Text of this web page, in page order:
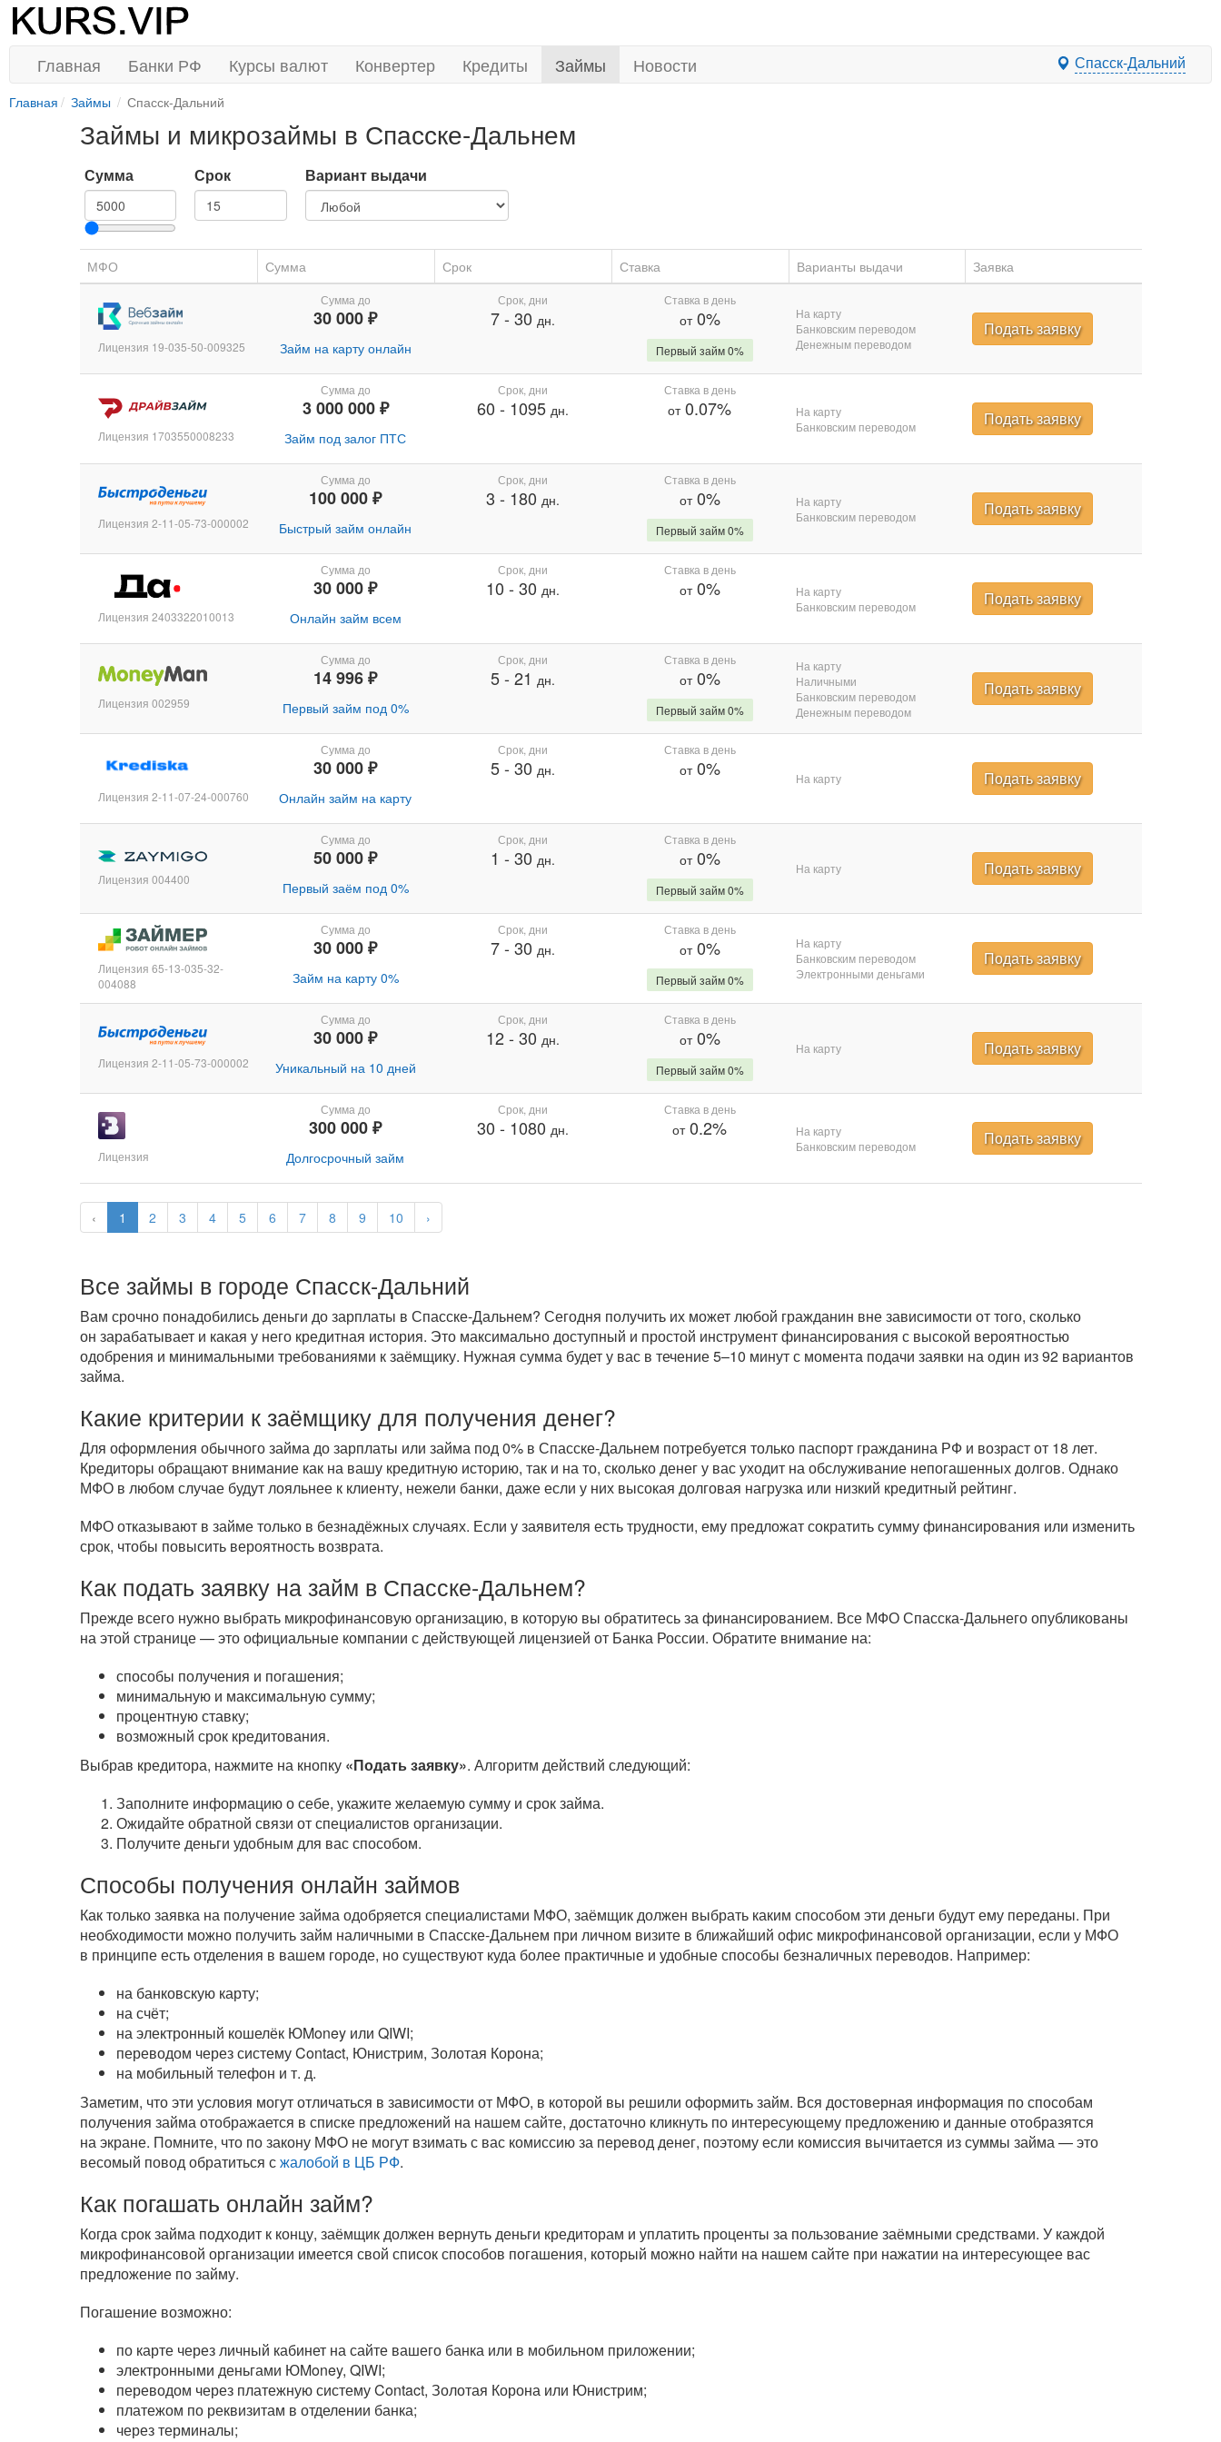
Главная Банки РФ Курсы валют Конвертер Кредиты Займы Новости Спасск-Дальний
Главная Займы Спасск-Дальний
Займы и микрозаймы в Спасске-Дальнем
Сумма Срок Вариант выдачи
МФО Сумма Срок Ставка Варианты выдачи Заявка
‹ 1 2 3 4 5 6 7 8 9 10 ›
Лицензия 19-035-50-009325
Сумма до
30 000 ₽
Займ на карту онлайн
Срок, дни
7- 30 дн.
Ставка в день
от0%
Первый займ 0%
На карту
Банковским переводом
Денежным переводом
Подать заявку
Лицензия 1703550008233
Сумма до
3 000 000 ₽
Займ под залог ПТС
Срок, дни
60 - 1095 дн.
Ставка в день
от0.07%
На карту
Банковским переводом
Подать заявку
Лицензия 2-11-05-73-000002
Сумма до
100 000 ₽
Быстрый займ онлайн
Срок, дни
3 - 180 дн.
Ставка в день
от0%
Первый займ 0%
На карту
Банковским переводом
Подать заявку
Лицензия 2403322010013
Сумма до
30 000 ₽
Онлайн займ всем
Срок, дни
10 - 30 дн.
Ставка в день
от0%
На карту
Банковским переводом
Подать заявку
Лицензия 002959
Сумма до
14 996 ₽
Первый займ под 0%
Срок, дни
5- 21 дн.
Ставка в день
от0%
Первый займ 0%
На карту
Наличными
Банковским переводом
Денежным переводом
Подать заявку
Лицензия 2-11-07-24-000760
Сумма до
30 000 ₽
Онлайн займ на карту
Срок, дни
5- 30 дн.
Ставка в день
от0% На карту Подать заявку
Лицензия 004400
Сумма до
50 000 ₽
Первый заём под 0%
Срок, дни
1 - 30 дн.
Ставка в день
от0%
Первый займ 0%
На карту Подать заявку
Лицензия 65-13-035-32-
004088
Сумма до
30 000 ₽
Займ на карту 0%
Срок, дни
7- 30 дн.
Ставка в день
от0%
Первый займ 0%
На карту
Банковским переводом
Электронными деньгами
Подать заявку
Лицензия 2-11-05-73-000002
Сумма до
30 000 ₽
Уникальный на 10 дней
Срок, дни
12- 30 дн.
Ставка в день
от0%
Первый займ 0%
На карту Подать заявку
Лицензия
Сумма до
300 000 ₽
Долгосрочный займ
Срок, дни
30 - 1080 дн.
Ставка в день
от0.2%
На карту
Банковским переводом
Подать заявку
Все займы в городе Спасск-Дальний
Вам срочно понадобились деньги до зарплаты в Спасске-Дальнем? Сегодня получить их может любой гражданин вне зависимости от того, сколько
он зарабатывает и какая у него кредитная история. Это максимально доступный и простой инструмент финансирования с высокой вероятностью
одобрения и минимальными требованиями к заёмщику. Нужная сумма будет у вас в течение 5–10 минут с момента подачи заявки на один из 92 вариантов
займа.
Какие критерии к заёмщику для получения денег?
Для оформления обычного займа до зарплаты или займа под 0% в Спасске-Дальнем потребуется только паспорт гражданина РФ и возраст от 18 лет.
Кредиторы обращают внимание как на вашу кредитную историю, так и на то, сколько денег у вас уходит на обслуживание непогашенных долгов. Однако
МФО в любом случае будут лояльнее к клиенту, нежели банки, даже если у них высокая долговая нагрузка или низкий кредитный рейтинг.
МФО отказывают в займе только в безнадёжных случаях. Если у заявителя есть трудности, ему предложат сократить сумму финансирования или изменить
срок, чтобы повысить вероятность возврата.
Как подать заявку на займ в Спасске-Дальнем?
Прежде всего нужно выбрать микрофинансовую организацию, в которую вы обратитесь за финансированием. Все МФО Спасска-Дальнего опубликованы
на этой странице — это официальные компании с действующей лицензией от Банка России. Обратите внимание на:
способы получения и погашения;
минимальную и максимальную сумму;
процентную ставку;
возможный срок кредитования.
Выбрав кредитора, нажмите на кнопку «Подать заявку». Алгоритм действий следующий:
Заполните информацию о себе, укажите желаемую сумму и срок займа.
Ожидайте обратной связи от специалистов организации.
Получите деньги удобным для вас способом.
Способы получения онлайн займов
Как только заявка на получение займа одобряется специалистами МФО, заёмщик должен выбрать каким способом эти деньги будут ему переданы. При
необходимости можно получить займ наличными в Спасске-Дальнем при личном визите в ближайший офис микрофинансовой организации, если у МФО
в принципе есть отделения в вашем городе, но существуют куда более практичные и удобные способы безналичных переводов. Например:
на банковскую карту;
на счёт;
на электронный кошелёк ЮMoney или QIWI;
переводом через систему Contact, Юнистрим, Золотая Корона;
на мобильный телефон и т. д.
Заметим, что эти условия могут отличаться в зависимости от МФО, в которой вы решили оформить займ. Вся достоверная информация по способам
получения займа отображается в списке предложений на нашем сайте, достаточно кликнуть по интересующему предложению и данные отобразятся
на экране. Помните, что по закону МФО не могут взимать с вас комиссию за перевод денег, поэтому если комиссия вычитается из суммы займа — это
весомый повод обратиться сжалобой в ЦБ РФ.
Как погашать онлайн займ?
Когда срок займа подходит к концу, заёмщик должен вернуть деньги кредиторам и уплатить проценты за пользование заёмными средствами. У каждой
микрофинансовой организации имеется свой список способов погашения, который можно найти на нашем сайте при нажатии на интересующее вас
предложение по займу.
Погашение возможно:
по карте через личный кабинет на сайте вашего банка или в мобильном приложении;
электронными деньгами ЮMoney, QIWI;
переводом через платежную систему Contact, Золотая Корона или Юнистрим;
платежом по реквизитам в отделении банка;
через терминалы;